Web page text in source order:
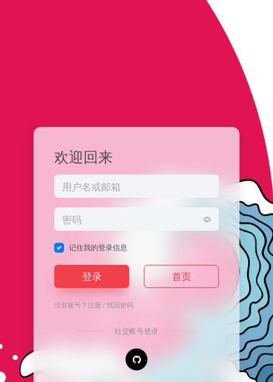
欢迎回来
记住我的登录信息
登录 首页
没有账号？注册/找回密码
社交帐号登录